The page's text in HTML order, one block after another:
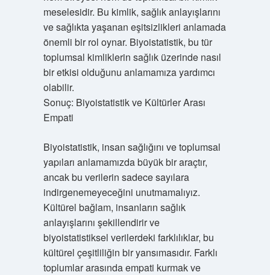
meselesidir. Bu kimlik, sağlık anlayışlarını
ve sağlıkta yaşanan eşitsizlikleri anlamada
önemli bir rol oynar. Biyoistatistik, bu tür
toplumsal kimliklerin sağlık üzerinde nasıl
bir etkisi olduğunu anlamamıza yardımcı
olabilir.
Sonuç: Biyoistatistik ve Kültürler Arası
Empati
Biyoistatistik, insan sağlığını ve toplumsal
yapıları anlamamızda büyük bir araçtır,
ancak bu verilerin sadece sayılara
indirgenemeyeceğini unutmamalıyız.
Kültürel bağlam, insanların sağlık
anlayışlarını şekillendirir ve
biyoistatistiksel verilerdeki farklılıklar, bu
kültürel çeşitliliğin bir yansımasıdır. Farklı
toplumlar arasında empati kurmak ve